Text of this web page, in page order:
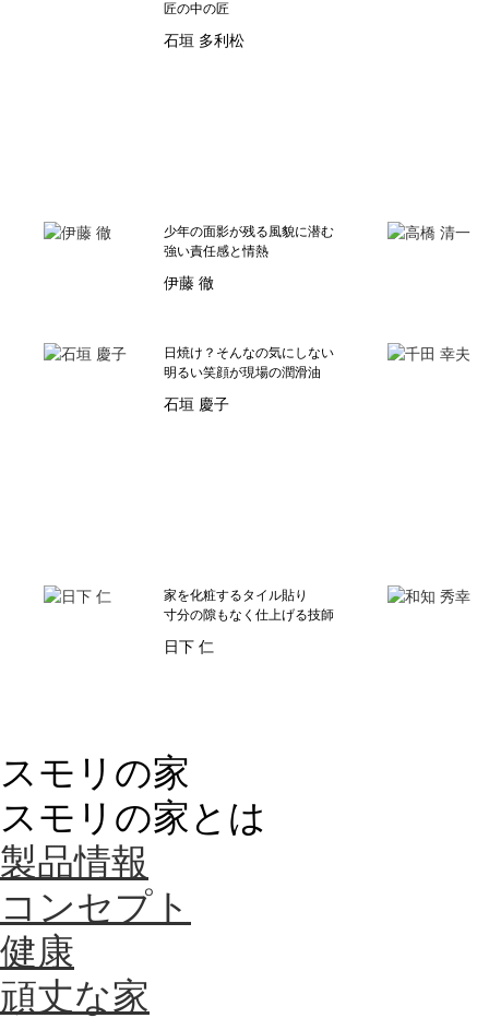
匠の中の匠
石垣 多利松
少年の面影が残る風貌に潜む
強い責任感と情熱
伊藤 徹
日焼け？そんなの気にしない
明るい笑顔が現場の潤滑油
石垣 慶子
家を化粧するタイル貼り
寸分の隙もなく仕上げる技師
日下 仁
スモリの家
スモリの家とは
製品情報
コンセプト
健康
頑丈な家